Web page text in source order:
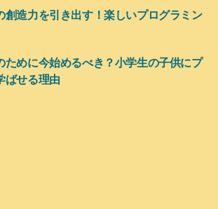
創造力を引き出す！楽しいプログラミン
ために今始めるべき？小学生の子供にプ
ばせる理由